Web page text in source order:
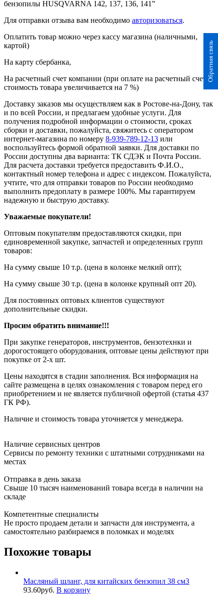
Обратная связь
бензопилы HUSQVARNA 142, 137, 136, 141”
Для отправки отзыва вам необходимо авторизоваться.
Оплатить товар можно через кассу магазина (наличными,
картой)
На карту сбербанка,
На расчетный счет компании (при оплате на расчетный счет
стоимость товара увеличивается на 7 %)
Доставку заказов мы осуществляем как в Ростове-на-Дону, так
и по всей России, и предлагаем удобные услуги. Для
получения подробной информации о стоимости, сроках
сборки и доставки, пожалуйста, свяжитесь с оператором
интернет-магазина по номеру 8-939-789-12-13 или
воспользуйтесь формой обратной заявки. Для доставки по
России доступны два варианта: ТК СДЭК и Почта России.
Для расчета доставки требуется предоставить Ф.И.О.,
контактный номер телефона и адрес с индексом. Пожалуйста,
учтите, что для отправки товаров по России необходимо
выполнить предоплату в размере 100%. Мы гарантируем
надежную и быструю доставку.
Уважаемые покупатели!
Оптовым покупателям предоставляются скидки, при
единовременной закупке, запчастей и определенных групп
товаров:
На сумму свыше 10 т.р. (цена в колонке мелкий опт);
На сумму свыше 30 т.р. (цена в колонке крупный опт 20).
Для постоянных оптовых клиентов существуют
дополнительные скидки.
Просим обратить внимание!!!
При закупке генераторов, инструментов, бензотехнки и
дорогостоящего оборудования, оптовые цены действуют при
покупке от 2-х шт.
Цены находятся в стадии заполнения. Вся информация на
сайте размещена в целях ознакомления с товаром перед его
приобретением и не является публичной офертой (статья 437
ГК РФ).
Наличие и стоимость товара уточняется у менеджера.
Наличие сервисных центров
Сервисы по ремонту техники с штатными сотрудниками на
местах
Отправка в день заказа
Свыше 10 тысяч наименований товара всегда в наличии на
складе
Компетентные специалисты
Не просто продаем детали и запчасти для инструмента, а
самостоятельно разбираемся в поломках и моделях
Похожие товары
Масляный шланг, для китайских бензопил 38 см3
93.60руб. В корзину